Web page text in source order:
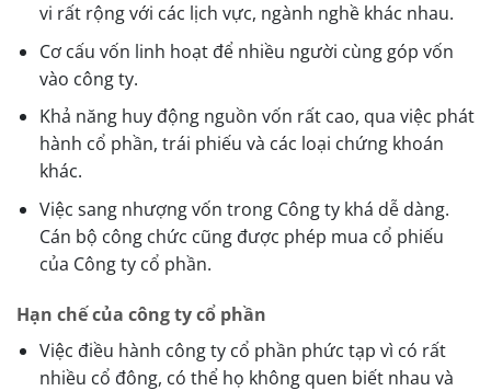
vi rất rộng với các lịch vực, ngành nghề khác nhau.
Cơ cấu vốn linh hoạt để nhiều người cùng góp vốn
vào công ty.
Khả năng huy động nguồn vốn rất cao, qua việc phát
hành cổ phần, trái phiếu và các loại chứng khoán
khác.
Việc sang nhượng vốn trong Công ty khá dễ dàng.
Cán bộ công chức cũng được phép mua cổ phiếu
của Công ty cổ phần.
Hạn chế của công ty cổ phần
Việc điều hành công ty cổ phần phức tạp vì có rất
nhiều cổ đông, có thể họ không quen biết nhau và